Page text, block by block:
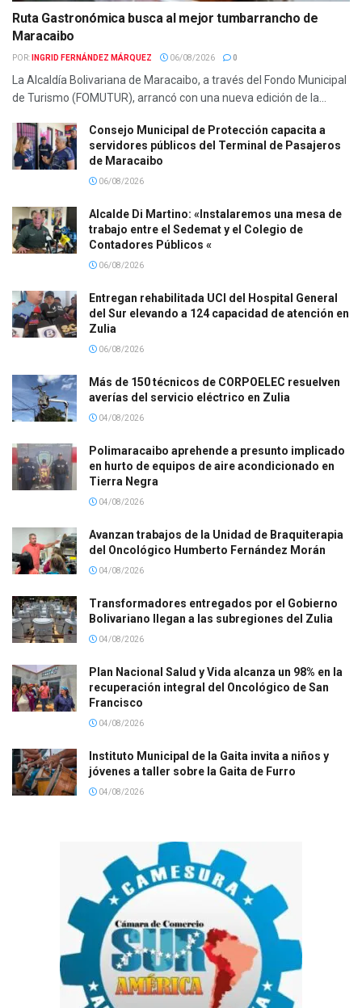
Ruta Gastronómica busca al mejor tumbarrancho de
Maracaibo
POR: INGRID FERNÁNDEZ MÁRQUEZ 06/08/2026 0
La Alcaldía Bolivariana de Maracaibo, a través del Fondo Municipal
de Turismo (FOMUTUR), arrancó con una nueva edición de la...
Consejo Municipal de Protección capacita a
servidores públicos del Terminal de Pasajeros
de Maracaibo
06/08/2026
Alcalde Di Martino: «Instalaremos una mesa de
trabajo entre el Sedemat y el Colegio de
Contadores Públicos «
06/08/2026
Entregan rehabilitada UCI del Hospital General
del Sur elevando a 124 capacidad de atención en
Zulia
06/08/2026
Más de 150 técnicos de CORPOELEC resuelven
averías del servicio eléctrico en Zulia
04/08/2026
Polimaracaibo aprehende a presunto implicado
en hurto de equipos de aire acondicionado en
Tierra Negra
04/08/2026
Avanzan trabajos de la Unidad de Braquiterapia
del Oncológico Humberto Fernández Morán
04/08/2026
Transformadores entregados por el Gobierno
Bolivariano llegan a las subregiones del Zulia
04/08/2026
Plan Nacional Salud y Vida alcanza un 98% en la
recuperación integral del Oncológico de San
Francisco
04/08/2026
Instituto Municipal de la Gaita invita a niños y
jóvenes a taller sobre la Gaita de Furro
04/08/2026